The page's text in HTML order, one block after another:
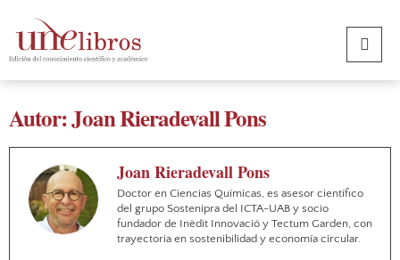
Autor: Joan Rieradevall Pons
Joan Rieradevall Pons
Doctor en Ciencias Químicas, es asesor científico
del grupo Sostenipra del ICTA-UAB y socio
fundador de Inèdit Innovació y Tectum Garden, con
trayectoria en sostenibilidad y economía circular.